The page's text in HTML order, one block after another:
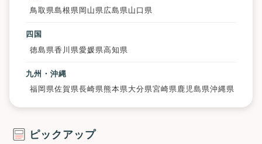
鳥取県島根県 岡山県広島県山口県
四国
徳島県香川県愛媛県高知県
九州・沖縄
福岡県佐賀県長崎県熊本県大分県宮崎県鹿児島県沖縄県
ピックアップ